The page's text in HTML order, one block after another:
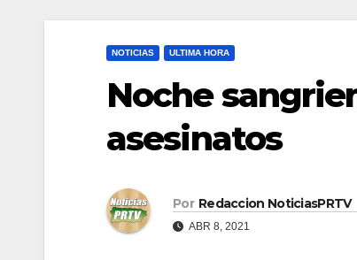
NOTICIAS ULTIMA HORA
Noche
asesinatos
Por Redaccion NoticiasPRTV
ABR 8, 2021